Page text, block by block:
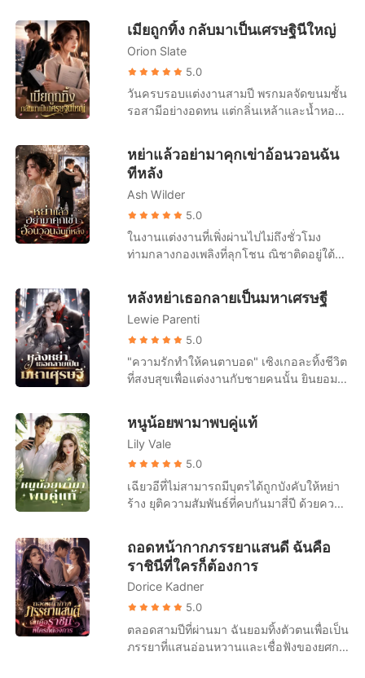
ไม่พอใจของผู้หญิงคนหนึ่ง “คุณจะหยุด
ก่อกวนได้ไหม ฉันมีครอบครัวแล้ว!”
ลียง ได้โปรดอย่าหย่าได้ไหม?"
นั้น ฉันตื่นขึ้นมาในสภาพเสื้อผ้าหลุดลุ่ย
ร่างกายบอบช้ำจากการถูกย่ำยีในห้อง
โรงแรมแปลกหน้า ฉันโทรหาสามีด้วยความ
หวาดกลัว แต่เขากลับด่าว่าฉันสร้างเรื่องน่า
สมเพชเพื่อเรียกร้องความสนใจแล้วตัดสายทิ้ง
ต่อมาฉันถึงได้รู้ว่า 'พิชามญชุ์' น้องสาวแท้ๆ
หน้าเขา รัฐศาสตร์กลับเลือกที่จะปกป้องน้อง
สาว ปฏิเสธการหย่าเพื่อรักษาหน้าตาตระกูล
แม้แต่แม่แท้ๆ ของฉันก็ยังร้องไห้กอดขา
ขอร้องให้ฉันทนอยู่ในขุมนรกนี้ต่อไปเพื่อแลก
เขายังออกคำสั่งเด็ดขาด บังคับให้เราย้าย
กลับไปอยู่เรือนหอและต้อง 'ผลิตทายาท' ให้
ถูกมองเป็นแค่สินค้าและเครื่องจักรผลิตลูก
ไม่มีใครสนเลยว่าฉันเพิ่งผ่านความอัปยศ
อะไรมาบ้าง ในเมื่อความอดทนถึงขีดสุด ฉัน
จึงตัดสินใจลุกขึ้นสู้และจะไม่ยอมเป็นเหยื่ออีก
ต่อไป กลางโต๊ะอาหารเช้าของครอบครัว ฉัน
บีบน้ำตาแสร้งทำเป็นภรรยาที่แสนดี ก่อนจะ
รัฐศาสตร์ทำงานหนักเกินไปค่ะ... เรื่องมีลูก
เราคงต้องรอไปก่อน เพราะหนูไม่อยากกดดัน
สภาพร่างกายของเขา" ฉันส่งยิ้มไร้เดียงสา
มองดูใบหน้าของสามีที่โกรธจัดจนแทบ
กระอักเลือดเมื่อถูกหาว่า 'ไร้น้ำยา' และนี่...
เพิ่งจะเริ่มต้นเท่านั้น
เมียถูกทิ้ง กลับมาเป็นเศรษฐินีใหญ่
Orion Slate
5.0
วันครบรอบแต่งงานสามปี พรกมลจัดขนมชั้น
รอสามีอย่างอดทน แต่กลิ่นเหล้าและน้ำหอมผู้
สายของศศิกานต์ดังขึ้น เขาผลักเธอทิ้งแล้ว
วิ่งออกไปทันที เธอได้ยินเสียงเขาบอกให้โยน
ของขวัญครบรอบทิ้ง และบอกว่าเขารักแค่
ศศิกานต์คนเดียว ข่าวการตั้งครรภ์ทำให้อภิ
เดชโกรธจัด เขายื่นสัญญาหย่าแล้วสั่งให้เธอ
ไปทำแท้ง เธอล้มลงเพราะถูกผลัก แต่เขากลับ
ไม่ยื่นมือช่วย กลับเดินจากไปอย่างเย็นชา ที่
บริษัท เพื่อนร่วมงานนินทาและศศิกานต์แกล้ง
โกหกของอีกฝ่ายเต็มที่ แม้เธอจะปฏิเสธก็ตาม
พรกมลเซ็นสัญญาหย่า ลาออกจากงาน แล้ว
เดินออกจากชีวิตเก่าโดยไม่เหลียวหลัง เธอ
หย่าแล้วอย่ามาคุกเข่าอ้อนวอนฉัน
ทีหลัง
Ash Wilder
5.0
ในงานแต่งงานที่เพิ่งผ่านไปไม่ถึงชั่วโมง
ท่ามกลางกองเพลิงที่ลุกโชน ณิชาติดอยู่ใต้
ชื่อสรณ์ สามีป้ายแดงสุดเสียง แต่เขากลับ
ชะงักฝีเท้า หันหลังวิ่งผ่านเธอไปราวกับธาตุ
อากาศ เพื่ออุ้มไพลิน พี่สาวต่างแม่ของเธอหนี
ออกไป ทิ้งให้เธอรอความตายอย่างไม่ไยดี
รอดตายมาได้อย่างหวุดหวิด แต่เมื่อตื่นขึ้นมา
ในโรงพยาบาล เธอกลับถูกครอบครัวและ
สามีรุมประณามว่าเป็นคนวางเพลิง พ่อแท้ๆ
เหยียบขยี้แผลไฟไหม้ที่หลังมือของเธอ บังคับ
ให้เธอคุกเข่าขอโทษไพลิน ทั้งที่ไพลินเพิ่ง
กระซิบเยาะเย้ยว่าตัวเองเป็นคนจุดไฟเพื่อแย่ง
ทุกอย่าง "ถ้าเธอยังไม่ยอมขอโทษ ฉันจะหย่า
กับเธอทันที แล้วออกไปแต่ตัวซะ!" สรณ์ตวาด
ลั่น คิดว่าคำว่าหย่าจะทำให้ผู้หญิงที่เกาะ
ความรักและการทุ่มเทแกล้งโง่มาตลอดสิบปี
พังทลายลงในพริบตา แต่พวกเขาไม่มีทางรู้
เลยว่า ณิชาคือประธานผู้ก่อตั้ง 'LAKSANA'
หย่าอย่างเยือกเย็น นิ้วเรียวกดปล่อยไฟล์เสียง
สารภาพของไพลินลงโซเชียล...เกมการกวาด
ล้างได้เริ่มต้นขึ้นแล้ว
หลังหย่าเธอกลายเป็นมหาเศรษฐี
Lewie Parenti
5.0
"ความรักทำให้คนตาบอด" เซิงเกอละทิ้งชีวิต
ที่สงบสุขเพื่อแต่งงานกับชายคนนั้น ยินยอม
แต่ในที่สุดเธอก็ตระหนักว่าความพยายาม
ของเธอ มันไร้ประโยชน์สิ้นดี เพราะในใจ
ของสามีตัวเองมีแต่รักแรกของเขา เซิงเกอรู้
สึกผิดหวังอย่างมาก และขอหย่าอย่างเด็ดขาด
"ถึงเวลาแล้ว ฉันไม่ปกปิดอีกแล้ว จะบอก
ความจริงให้" ทันใดนั้น โลกออนไลน์ก็ระเบิด
ขึ้นทันที มีข่าวลือว่าสาวรวยพันล้านคนหนึ่ง
หนุ่มรูปงามต่างรีบเข้าหาเธอเพื่อเอาชนะใจ
เธอ เฝิงอวี้เหนียนเห็นดังนั้นจึงทนไม่ไหวอีก
ต่อไปเลยจัดงานแถลงข่าวในวันถัดไป โดย
ขอร้องอย่างจริงจังว่า: ผมรักเซิงเกอ ขอร้อง
หนูน้อยพามาพบคู่แท้
Lily Vale
5.0
เฉียวอีที่ไม่สามารถมีบุตรได้ถูกบังคับให้หย่า
ร้าง ยุติความสัมพันธ์ที่คบกันมาสี่ปี ด้วยความ
โดยบังเอิญพบเด็กทารกชายคนหนึ่ง ด้วย
ความเห็นแก่ตัว เธอจึงตัดสินใจเก็บเด็กคน
นั้นไว้เลี้ยงดูเอง สี่ปีต่อมา รถหรูเรียงรายจอด
อยู่หน้าตึกที่เฉียวอีอาศัยอยู่ กู้เช่อหยิบการ์ด
เงินออกมาใบหนึ่ง : นี่คือสิบล้านบาท ถือเป็น
ค่าตอบแทนที่คุณเลี้ยงดูบุตรชายของผมใน
ช่วงสี่ปีที่ผ่านมา เฉียวอีปกป้องเด็กไว้ด้านหลัง
ถอดหน้ากากภรรยาแสนดี ฉันคือ
ราชินีที่ใครก็ต้องการ
Dorice Kadner
5.0
ตลอดสามปีที่ผ่านมา ฉันยอมทิ้งตัวตนเพื่อเป็น
ภรรยาที่แสนอ่อนหวานและเชื่อฟังของยศกร